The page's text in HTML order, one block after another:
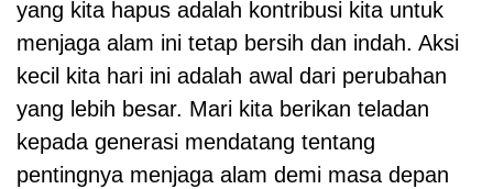
yang kita hapus adalah kontribusi kita untuk
menjaga alam ini tetap bersih dan indah. Aksi
kecil kita hari ini adalah awal dari perubahan
yang lebih besar. Mari kita berikan teladan
kepada generasi mendatang tentang
pentingnya menjaga alam demi masa depan